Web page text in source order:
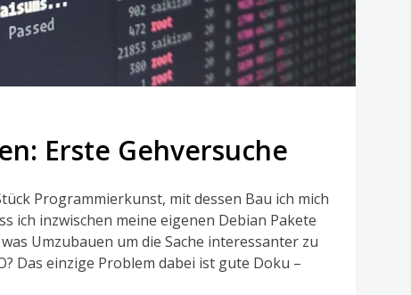
Erste Gehversuche
Programmierkunst, mit dessen Bau ich mich
ich inzwischen meine eigenen Debian Pakete
Umzubauen um die Sache interessanter zu
Das einzige Problem dabei ist gute Doku –